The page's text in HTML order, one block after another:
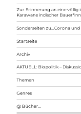
Zur Erinnerung an eine völlig
Karawane indischer
Sonderseiten zu…Corona und
Startseite
Archiv
AKTUELL: Biopolitik –
Themen
Genres
@ Bücher…